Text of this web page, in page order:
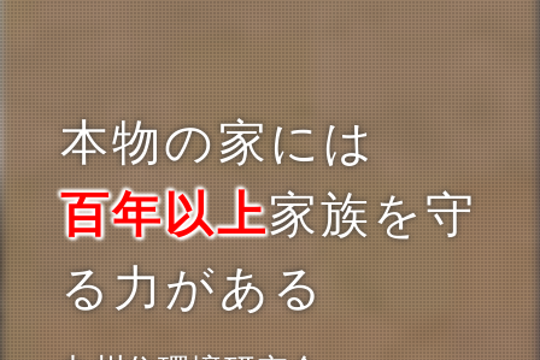
本物の家には
百年以上家族を守
る力がある